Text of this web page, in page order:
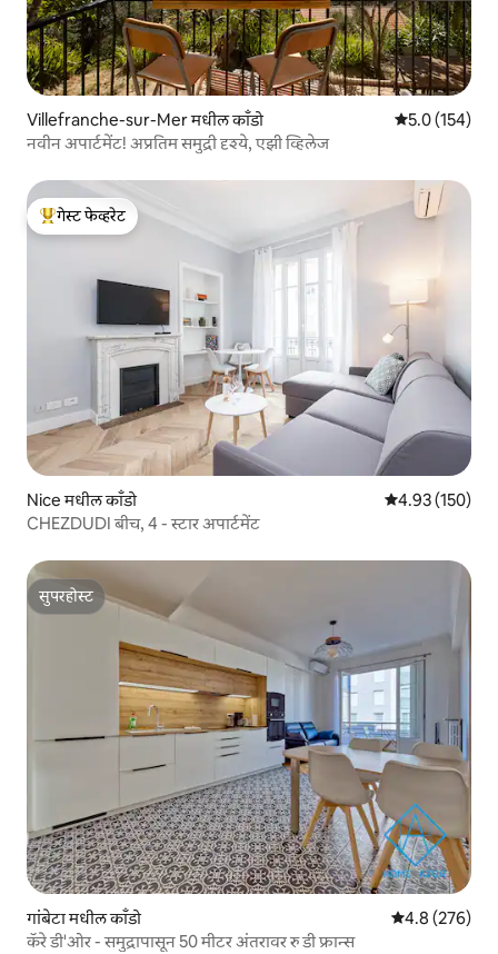
Villefranche-sur-Mer मधील काँडो 5 पैकी 5.0
5.0 (154)
नवीन अपार्टमेंट! अप्रतिम समुद्री दृश्ये, एझी व्हिलेज
टॉप गेस्ट फेव्हरेट
गेस्ट फेव्हरेट
Nice मधील काँडो 5 पैकी 4.93
4.93 (150)
CHEZDUDI बीच, 4 - स्टार अपार्टमेंट
सुपरहोस्ट
सुपरहोस्ट
गांबेटा मधील काँडो 5 पैकी 4.8
4.8 (276)
कॅरे डी'ओर - समुद्रापासून 50 मीटर अंतरावर रु डी फ्रान्स